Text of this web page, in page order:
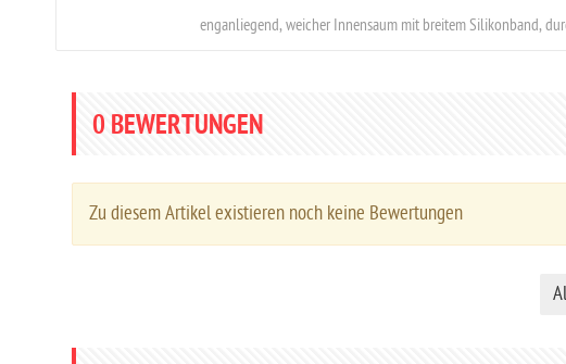
enganliegend, weicher Innensaum mit breitem Silikonband,
0 BEWERTUNGEN
Zu diesem Artikel existieren noch keine Bewertungen